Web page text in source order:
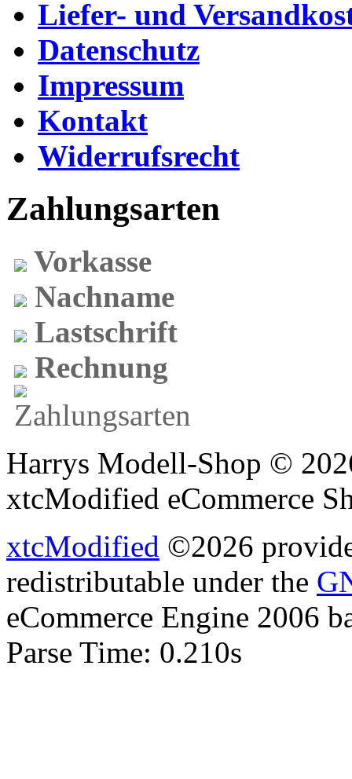
Liefer- und
Datenschutz
Impressum
Kontakt
Widerrufsrecht
Zahlungsarten
Vorkasse
Nachname
Lastschrift
Rechnung
Harrys Modell-Shop ©
xtcModified eCommerce
xtcModified ©2026
redistributable under the
eCommerce Engine 2006
Parse Time: 0.210s